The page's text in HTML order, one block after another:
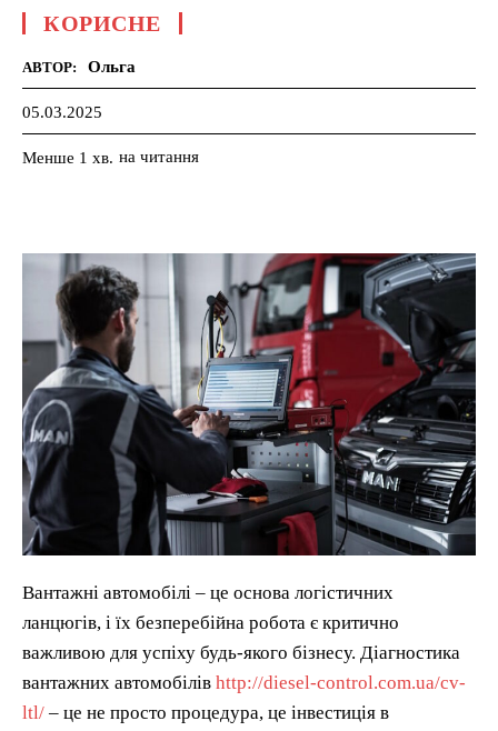
КОРИСНЕ
АВТОР: Ольга
05.03.2025
Менше 1 хв. на читання
Вантажні автомобілі – це основа логістичних
ланцюгів, і їх безперебійна робота є критично
важливою для успіху будь-якого бізнесу. Діагностика
вантажних автомобілів http://diesel-control.com.ua/cv-
ltl/ – це не просто процедура, це інвестиція в